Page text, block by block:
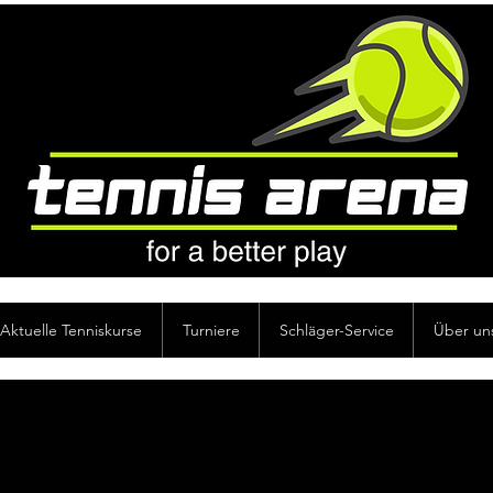
Aktuelle Tenniskurse Turniere Schläger-Service Über